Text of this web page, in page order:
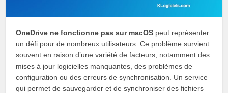
OneDrive ne fonctionne pas sur macOS peut représenter
un défi pour de nombreux utilisateurs. Ce problème survient
souvent en raison d’une variété de facteurs, notamment des
mises à jour logicielles manquantes, des problèmes de
configuration ou des erreurs de synchronisation. Un service
qui permet de sauvegarder et de synchroniser des fichiers